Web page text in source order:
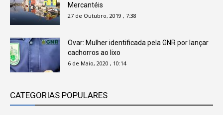
Mercantéis
27 de Outubro, 2019 , 7:38
Ovar: Mulher identificada pela GNR por lançar
cachorros ao lixo
6 de Maio, 2020 , 10:14
CATEGORIAS POPULARES